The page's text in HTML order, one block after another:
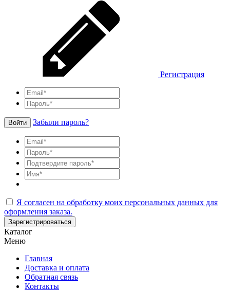
Регистрация
Войти Забыли пароль?
Я согласен на обработку моих персональных данных для
оформления заказа.
Зарегистрироваться
Каталог
Меню
Главная
Доставка и оплата
Обратная связь
Контакты